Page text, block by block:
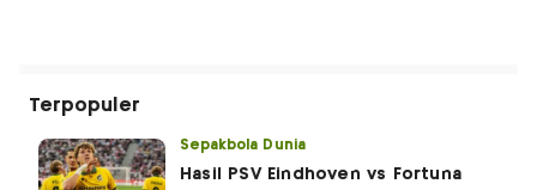
Terpopuler
Sepakbola Dunia
Hasil PSV Eindhoven vs Fortuna